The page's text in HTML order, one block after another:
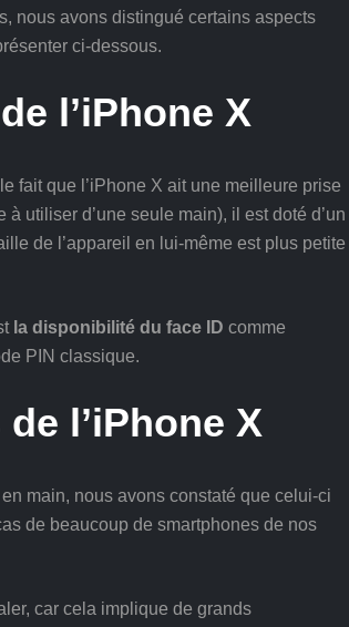
nous avons distingué certains aspects
ci-dessous.
l’iPhone X
fait que l’iPhone X ait une meilleure prise
utiliser d’une seule main), il est doté d’un
de l’appareil en lui-même est plus petite
la disponibilité du face ID comme
PIN classique.
l’iPhone X
main, nous avons constaté que celui-ci
de beaucoup de smartphones de nos
car cela implique de grands